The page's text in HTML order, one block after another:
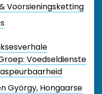
Voorsieningsketting
Voedseldienste
György, Hongaarse